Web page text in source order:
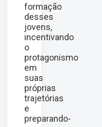
formação
desses
jovens,
incentivando
o
protagonismo
em
suas
próprias
trajetórias
e
preparando-